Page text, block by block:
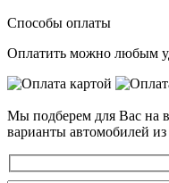
Способы оплаты
Оплатить можно любым
Мы подберем для Вас на
варианты автомобилей